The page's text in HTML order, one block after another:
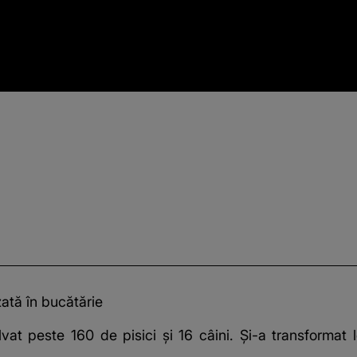
în bucătărie
peste 160 de pisici și 16 câini. Și-a transformat